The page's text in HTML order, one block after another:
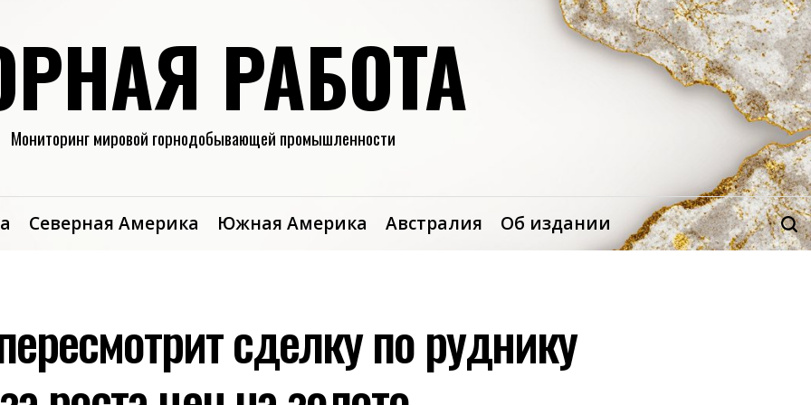
РАБОТА
Мониторинг мировой горнодобывающей промышленности
Северная Америка Южная Америка Австралия Об издании
сделку по руднику